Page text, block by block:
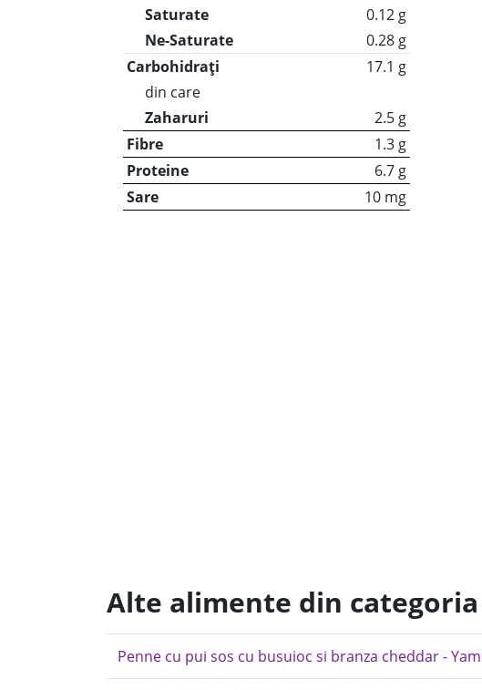
Saturate
0.12 g
Ne-Saturate
0.28 g
Carbohidrați
17.1 g
din care
Zaharuri
2.5 g
Fibre
1.3 g
Proteine
6.7 g
Sare
10 mg
Alte alimente din
Penne cu pui sos cu busuioc si branza cheddar -